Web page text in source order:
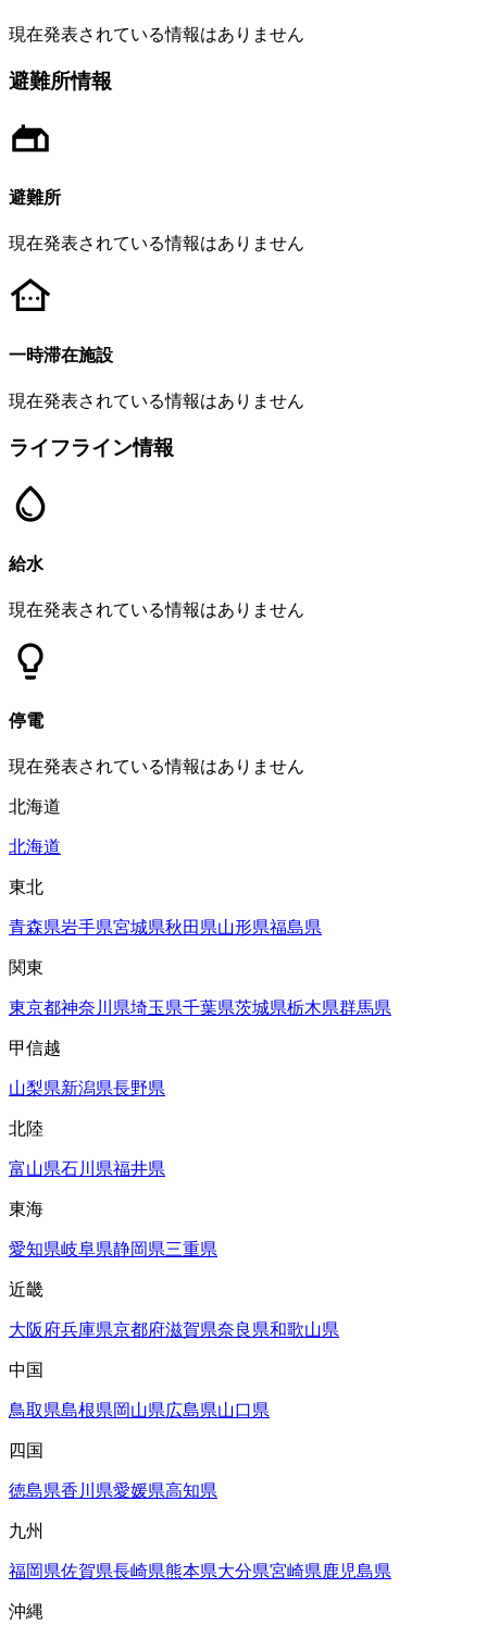
現在発表されている情報はありません
避難所情報
避難所
現在発表されている情報はありません
一時滞在施設
現在発表されている情報はありません
ライフライン情報
給水
現在発表されている情報はありません
停電
現在発表されている情報はありません
北海道
北海道
東北
青森県岩手県宮城県秋田県山形県福島県
関東
東京都神奈川県埼玉県千葉県茨城県栃木県群馬県
甲信越
山梨県新潟県長野県
北陸
富山県石川県福井県
東海
愛知県岐阜県静岡県三重県
近畿
大阪府兵庫県京都府滋賀県奈良県和歌山県
中国
鳥取県島根県岡山県広島県山口県
四国
徳島県香川県愛媛県高知県
九州
福岡県佐賀県長崎県熊本県大分県宮崎県鹿児島県
沖縄